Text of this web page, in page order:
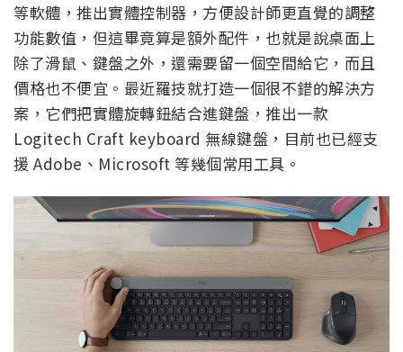
等軟體，推出實體控制器，方便設計師更直覺的調整
功能數值，但這畢竟算是額外配件，也就是說桌面上
除了滑鼠、鍵盤之外，還需要留一個空間給它，而且
價格也不便宜。最近羅技就打造一個很不錯的解決方
案，它們把實體旋轉鈕結合進鍵盤，推出一款
Logitech Craft keyboard 無線鍵盤，目前也已經支
援 Adobe、Microsoft 等幾個常用工具。